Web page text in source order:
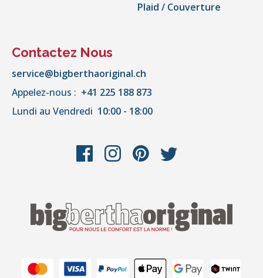
Plaid / Couverture
Contactez Nous
service@bigberthaoriginal.ch
Appelez-nous : +41 225 188 873
Lundi au Vendredi 10:00 - 18:00